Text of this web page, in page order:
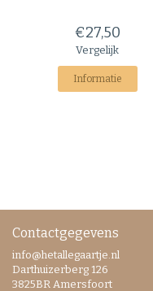
€27,50
Vergelijk
Informatie
Contactgegevens
info@hetallegaartje.nl
Darthuizerberg 126
3825BR Amersfoort